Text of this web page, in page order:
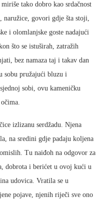
tako dobro kao srdačnost
naružice, govori gdje šta stoji,
i olomlanjske goste nadajući
što se istuširah, zatražih
bez namaza taj i takav dan
sobu pružajući bluzu i
sobi, ovu kameničku
izlizanu serdžadu. Njena
na sredini gdje padaju koljena
Tu naiđoh na odgovor za
dobrota i berićet u ovoj kući u
udovica. Vratila se u
pojave, njenih riječi sve ono